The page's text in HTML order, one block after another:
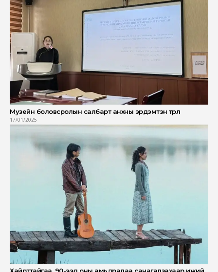
Музейн боловсролын салбарт анхны эрдэмтэн төрлөө
17/01/2025